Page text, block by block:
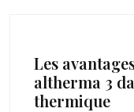
Les
altherma 3
thermique